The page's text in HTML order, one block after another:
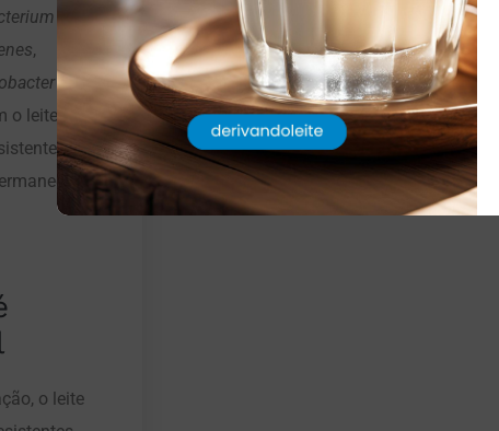
,
o leite.
e
o leite